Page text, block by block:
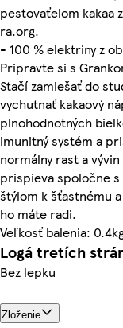
pestovaťelom kakaa
ra.org.
- 100 % elektriny z
Pripravte si s
Stačí zamiešať do
vychutnať kakaový
plnohodnotných
imunitný systém a
normálny rast a
prispieva spoločne s
štýlom k šťastnému
ho máte radi.
Veľkosť balenia:
Logá tretích
Bez lepku
Zloženie